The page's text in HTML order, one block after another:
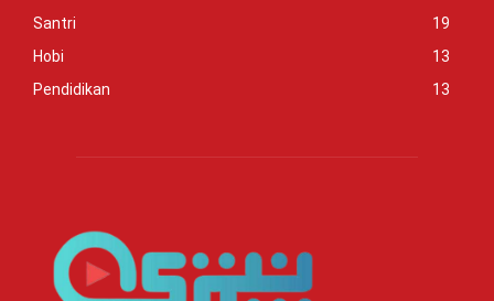
Santri
19
Hobi
13
Pendidikan
13